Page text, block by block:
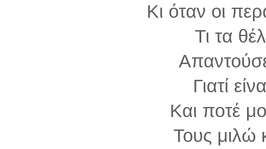
Κι όταν οι
Τι τα
Γιατί
Και ποτέ
Τους μιλώ